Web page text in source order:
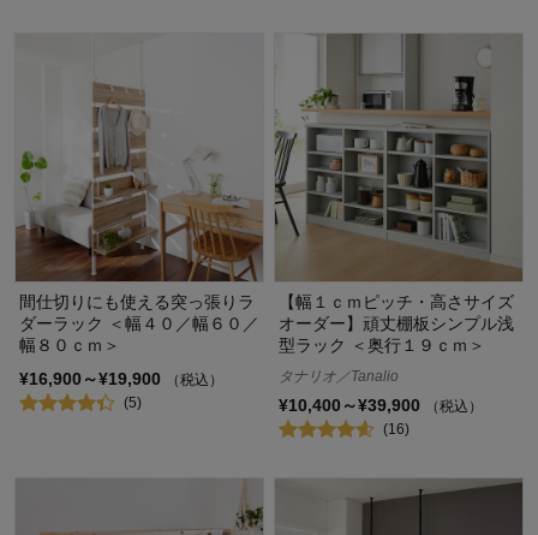
間仕切りにも使える突っ張りラ
ダーラック ＜幅４０／幅６０／
幅８０ｃｍ＞
¥16,900～¥19,900
（税込）
(5)
【幅１ｃｍピッチ・高さサイズ
オーダー】頑丈棚板シンプル浅
型ラック ＜奥行１９ｃｍ＞
タナリオ／Tanalio
¥10,400～¥39,900
（税込）
(16)